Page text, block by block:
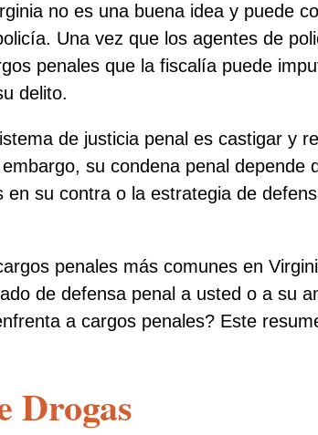
no es una buena idea y puede
Una vez que los agentes de
penales que la fiscalía puede
delito.
de justicia penal es castigar y
su condena penal depende
en su contra o la estrategia de
penales más comunes en
de defensa penal a usted o a su
a cargos penales? Este
Drogas